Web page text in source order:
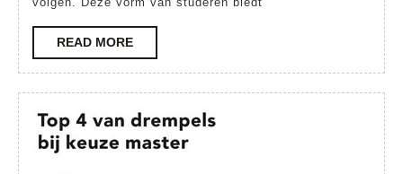
aan
het
hbo
READ MOREREAD
MORE